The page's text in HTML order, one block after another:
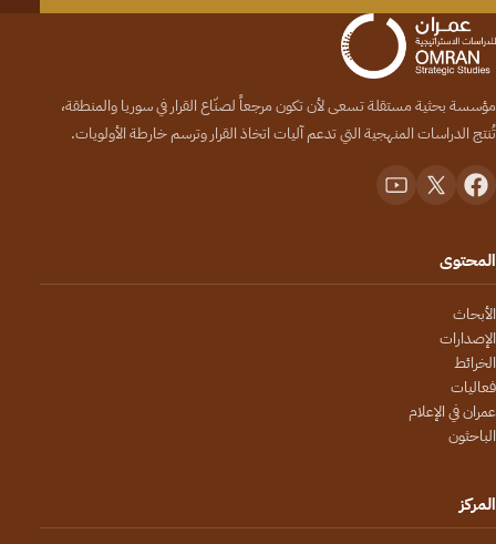
مؤسسة بحثية مستقلة تسعى لأن تكون مرجعاً لصنّاع القرار في سوريا والمنطقة،
تُنتج الدراسات المنهجية التي تدعم آليات اتخاذ القرار وترسم خارطة الأولويات.
المحتوى
الأبحاث
الإصدارات
الخرائط
فعاليات
عمران في الإعلام
الباحثون
المركز